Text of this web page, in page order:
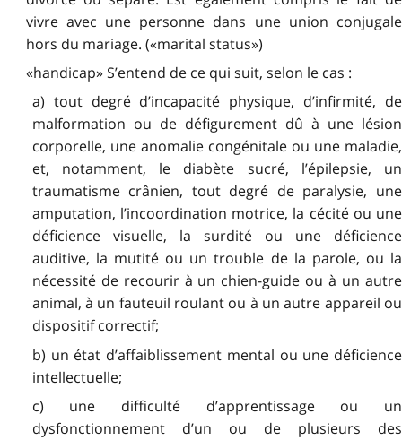
vivre avec une personne dans une union conjugale
hors du mariage. («marital status»)
«handicap» S’entend de ce qui suit, selon le cas :
a) tout degré d’incapacité physique, d’infirmité, de
malformation ou de défigurement dû à une lésion
corporelle, une anomalie congénitale ou une maladie,
et, notamment, le diabète sucré, l’épilepsie, un
traumatisme crânien, tout degré de paralysie, une
amputation, l’incoordination motrice, la cécité ou une
déficience visuelle, la surdité ou une déficience
auditive, la mutité ou un trouble de la parole, ou la
nécessité de recourir à un chien-guide ou à un autre
animal, à un fauteuil roulant ou à un autre appareil ou
dispositif correctif;
b) un état d’affaiblissement mental ou une déficience
intellectuelle;
c) une difficulté d’apprentissage ou un
dysfonctionnement d’un ou de plusieurs des